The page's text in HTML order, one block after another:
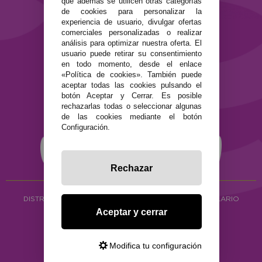
Términos y condiciones de uso
Política de privacidad
Política de cookies
DISTRIBUCIÓN ALIMENTACIÓN ECOLÓGICA Y HERBOLARIO
Copyright © 2026 ·www.ecocash.es
de cookies para personalizar la
experiencia de usuario, divulgar ofertas
comerciales personalizadas o realizar
análisis para optimizar nuestra oferta. El
usuario puede retirar su consentimiento
en todo momento, desde el enlace
«Política de cookies». También puede
aceptar todas las cookies pulsando el
botón Aceptar y Cerrar. Es posible
rechazarlas todas o seleccionar algunas
de las cookies mediante el botón
Configuración.
Rechazar
Aceptar y cerrar
Modifica tu configuración